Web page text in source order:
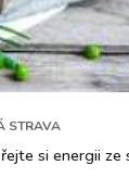
STRAVA
si energii ze